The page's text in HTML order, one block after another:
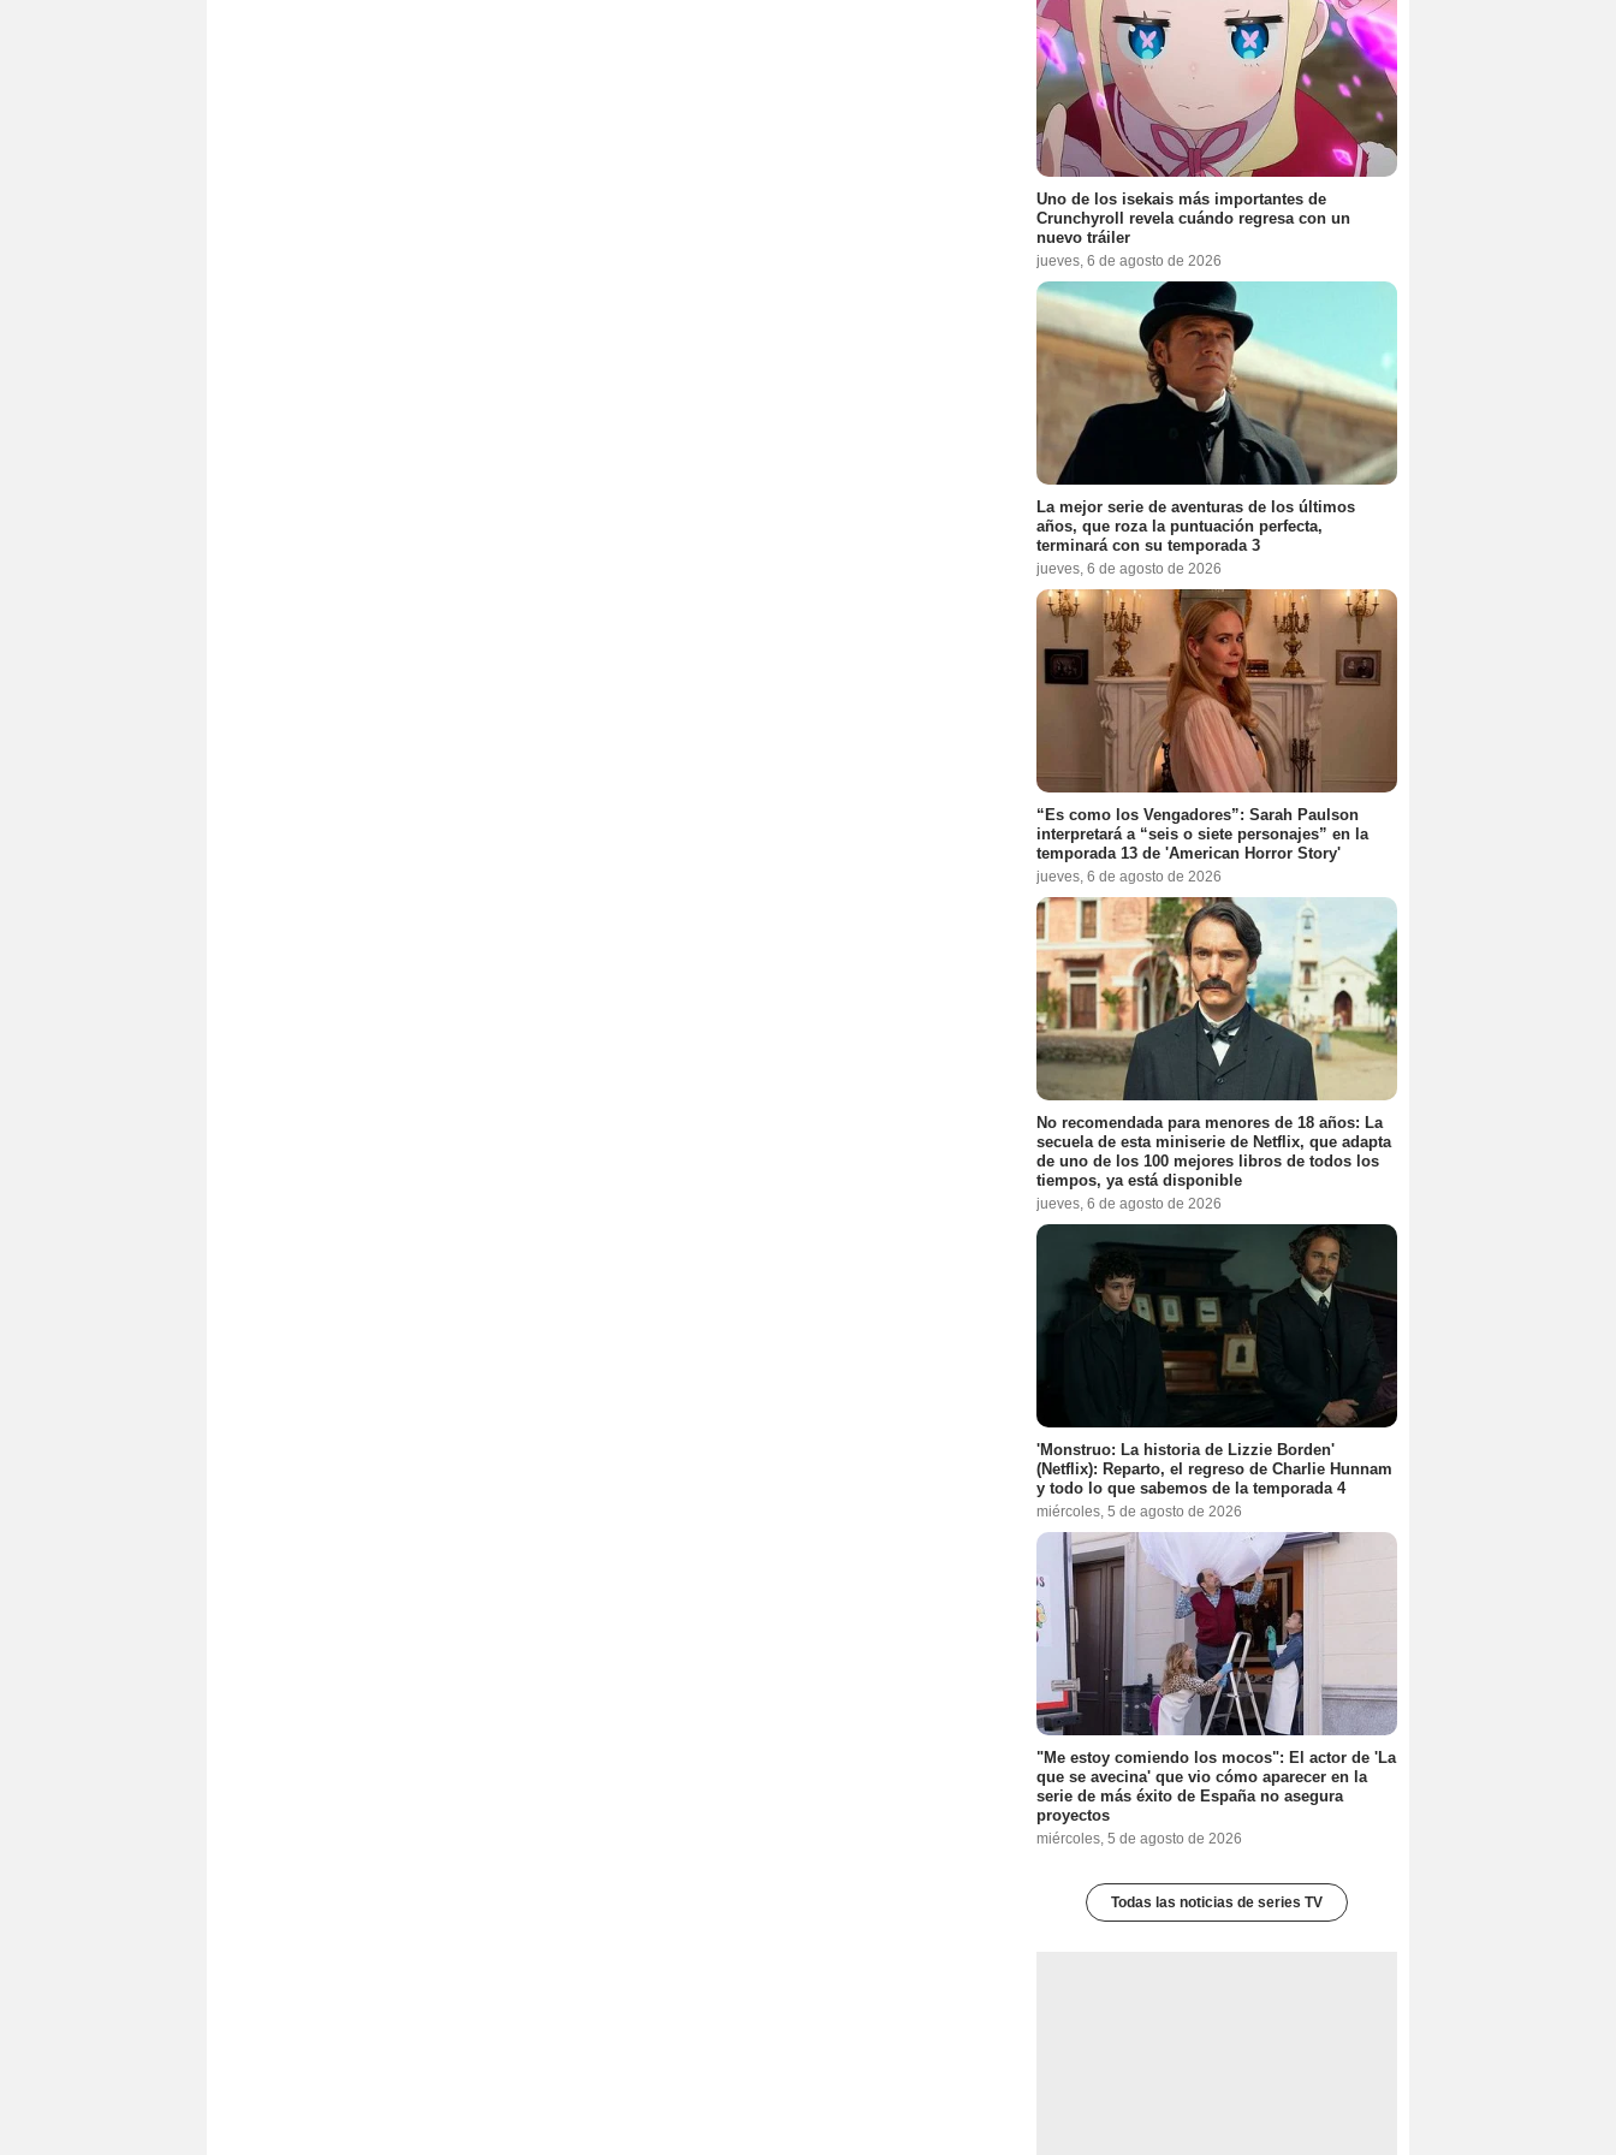
Uno de los isekais más importantes de
Crunchyroll revela cuándo regresa con un
nuevo tráiler
jueves, 6 de agosto de 2026
La mejor serie de aventuras de los últimos
años, que roza la puntuación perfecta,
terminará con su temporada 3
jueves, 6 de agosto de 2026
“Es como los Vengadores”: Sarah Paulson
interpretará a “seis o siete personajes” en la
temporada 13 de 'American Horror Story'
jueves, 6 de agosto de 2026
No recomendada para menores de 18 años: La
secuela de esta miniserie de Netflix, que adapta
de uno de los 100 mejores libros de todos los
tiempos, ya está disponible
jueves, 6 de agosto de 2026
'Monstruo: La historia de Lizzie Borden'
(Netflix): Reparto, el regreso de Charlie Hunnam
y todo lo que sabemos de la temporada 4
miércoles, 5 de agosto de 2026
"Me estoy comiendo los mocos": El actor de 'La
que se avecina' que vio cómo aparecer en la
serie de más éxito de España no asegura
proyectos
miércoles, 5 de agosto de 2026
Todas las noticias de series TV